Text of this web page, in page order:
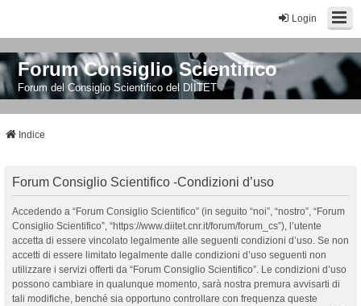
Login
Forum Consiglio Scientifico
Forum del Consiglio Scientifico del DIITET
Indice
Forum Consiglio Scientifico -Condizioni d’uso
Accedendo a “Forum Consiglio Scientifico” (in seguito “noi”, “nostro”, “Forum
Consiglio Scientifico”, “https://www.diitet.cnr.it/forum/forum_cs”), l’utente
accetta di essere vincolato legalmente alle seguenti condizioni d’uso. Se non
accetti di essere limitato legalmente dalle condizioni d’uso seguenti non
utilizzare i servizi offerti da “Forum Consiglio Scientifico”. Le condizioni d’uso
possono cambiare in qualunque momento, sarà nostra premura avvisarti di
tali modifiche, benché sia opportuno controllare con frequenza queste